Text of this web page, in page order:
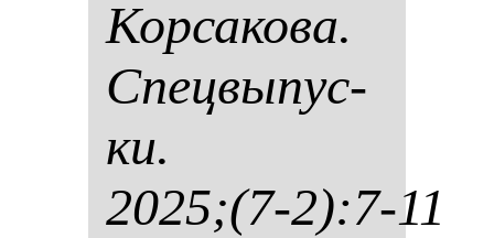
Кор­са­ко­ва.
Спец­вы­пус­
ки.
2025;(7-2):7-11